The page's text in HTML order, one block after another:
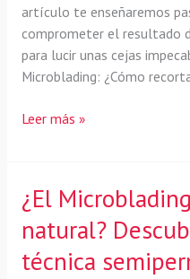
artículo te enseñaremos
comprometer el resultado
para lucir unas cejas
Microblading: ¿Cómo
Guía
Cómo
dar
a
Leer más »
¿El
natural?
técnica